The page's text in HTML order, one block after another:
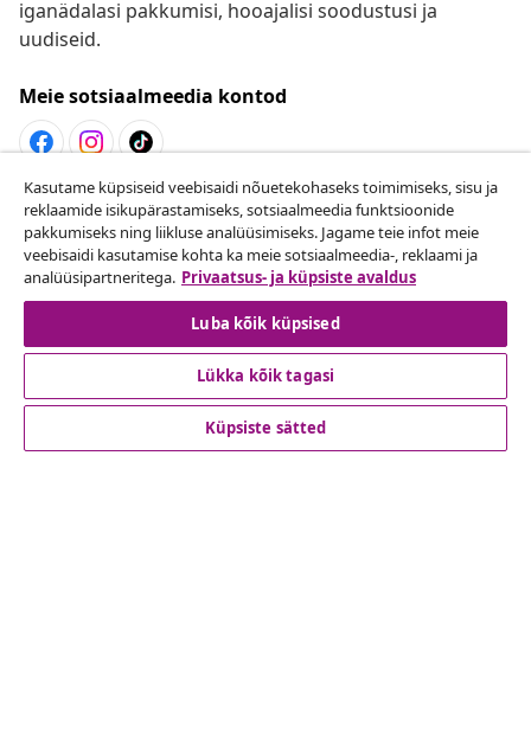
iganädalasi pakkumisi, hooajalisi soodustusi ja
uudiseid.
Meie sotsiaalmeedia kontod
Lepingust taganemine
Esita oma tellimuse kohta tagastamissoov.
Lepingust taganemine
Klienditeenindus
Kasutame küpsiseid veebisaidi nõuetekohaseks toimimiseks, sisu ja
reklaamide isikupärastamiseks, sotsiaalmeedia funktsioonide
pakkumiseks ning liikluse analüüsimiseks. Jagame teie infot meie
veebisaidi kasutamise kohta ka meie sotsiaalmeedia-, reklaami ja
analüüsipartneritega. Privaatsus- ja küpsiste avaldus
Luba kõik küpsised
Lükka kõik tagasi
Küpsiste sätted